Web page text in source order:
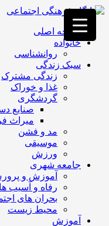
فصد
خون
غرب
تهران
خشکشویی
تصفیه
تهران
صفحه اصلی
خانواده
روانشناسی
سبک زندگی
زندگی مشترک
غذا و خوراک
گردشگری
صنایع
میراث
مد و فشن
موسیقی
ورزش
جامعه شهری
آموزش و
رفاه و آسیب
بحران های
محیط زیست
آموزش